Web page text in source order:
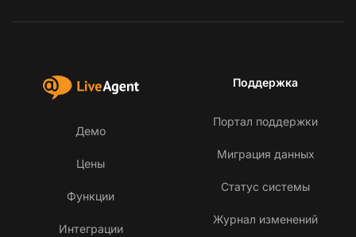
Демо
Цены
Функции
Интеграции
Поддержка
Портал поддержки
Миграция данных
Статус системы
Журнал изменений